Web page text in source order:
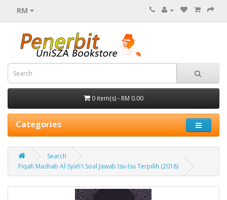
RM
0 item(s) - RM 0.00
Categories
Search
Fiqah Mazhab Al-Syafi'i Soal Jawab Isu-Isu Terpilih (2018)